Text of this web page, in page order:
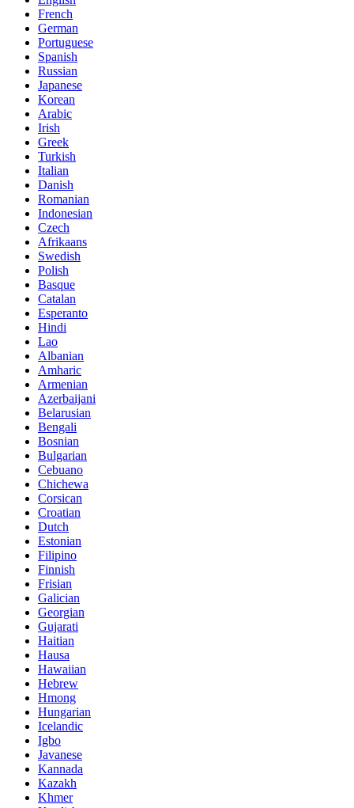
French
German
Portuguese
Spanish
Russian
Japanese
Korean
Arabic
Irish
Greek
Turkish
Italian
Danish
Romanian
Indonesian
Czech
Afrikaans
Swedish
Polish
Basque
Catalan
Esperanto
Hindi
Lao
Albanian
Amharic
Armenian
Azerbaijani
Belarusian
Bengali
Bosnian
Bulgarian
Cebuano
Chichewa
Corsican
Croatian
Dutch
Estonian
Filipino
Finnish
Frisian
Galician
Georgian
Gujarati
Haitian
Hausa
Hawaiian
Hebrew
Hmong
Hungarian
Icelandic
Igbo
Javanese
Kannada
Kazakh
Khmer